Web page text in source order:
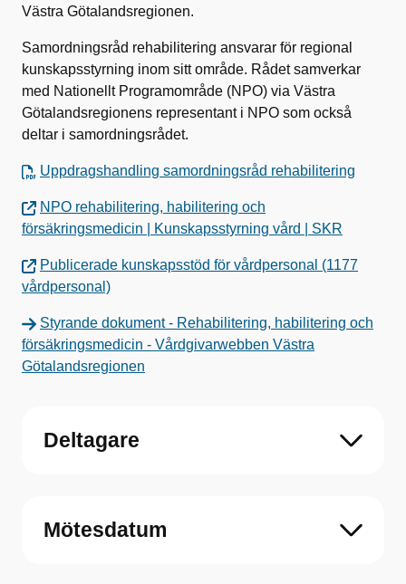
Västra Götalandsregionen.
Samordningsråd rehabilitering ansvarar för regional
kunskapsstyrning inom sitt område. Rådet samverkar
med Nationellt Programområde (NPO) via Västra
Götalandsregionens representant i NPO som också
deltar i samordningsrådet.
Uppdragshandling samordningsråd rehabilitering
NPO rehabilitering, habilitering och
försäkringsmedicin | Kunskapsstyrning vård | SKR
Publicerade kunskapsstöd för vårdpersonal (1177
vårdpersonal)
Styrande dokument - Rehabilitering, habilitering och
försäkringsmedicin - Vårdgivarwebben Västra
Götalandsregionen
Deltagare
Mötesdatum